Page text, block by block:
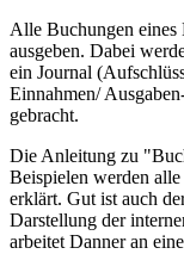
Alle Buchungen eines
ausgeben. Dabei
ein Journal
Einnahmen/
gebracht.
Die Anleitung zu
Beispielen werden
erklärt. Gut ist auch
Darstellung der
arbeitet Danner an